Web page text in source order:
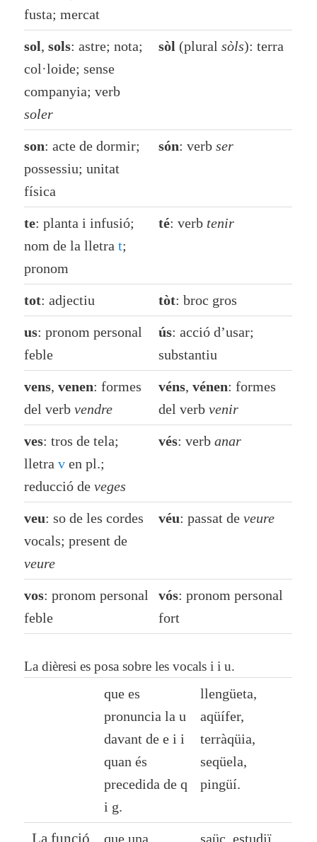
fusta; mercat
sol,sols: astre; nota;
col·loide; sense
companyia; verb
soler
sòl (pluralsòls): terra
son: acte de dormir;
possessiu; unitat
física
són: verbser
te: planta i infusió;
nom de la lletrat;
pronom
té: verb tenir
tot: adjectiu tòt: broc gros
us: pronom personal
feble
ús: acció d’usar;
substantiu
vens,venen: formes
del verbvendre
véns,vénen: formes
del verbvenir
ves: tros de tela;
lletrav en pl.;
reducció deveges
vés: verbanar
veu: so de les cordes
vocals; present de
veure
véu: passat deveure
vos: pronom personal
feble
vós: pronom personal
fort
La dièresi es posa sobre les vocalsi iu.
que es
pronuncia lau
davant dee ii
quan és
precedida deq
i g.
llengüeta,
aqüífer,
terràqüia,
seqüela,
pingüí.
La funció que una saüc, estudiï,